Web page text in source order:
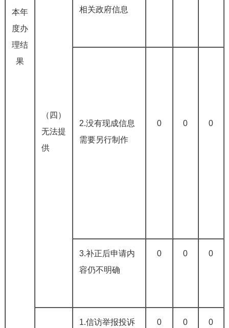
本年
度办
理结
果
（四）
无法提
供
相关政府信息
2.没有现成信息
需要另行制作
0 0 0
3.补正后申请内
容仍不明确
0 0 0
1.信访举报投诉
0 0 0